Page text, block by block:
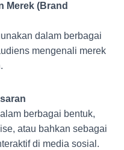
Merek (Brand
dalam berbagai
mengenali merek
berbagai bentuk,
atau bahkan sebagai
di media sosial.